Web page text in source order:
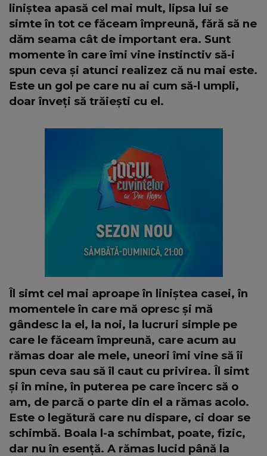
liniștea apasă cel mai mult, lipsa lui se
simte în tot ce făceam împreună, fără să ne
dăm seama cât de important era. Sunt
momente în care îmi vine instinctiv să-i
spun ceva și atunci realizez că nu mai este.
Este un gol pe care nu ai cum să-l umpli,
doar înveți să trăiești cu el.
Îl simt cel mai aproape în liniștea casei, în
momentele în care mă opresc și mă
gândesc la el, la noi, la lucruri simple pe
care le făceam împreună, care acum au
rămas doar ale mele, uneori îmi vine să îi
spun ceva sau să îl caut cu privirea. Îl simt
și în mine, în puterea pe care încerc să o
am, de parcă o parte din el a rămas acolo.
Este o legătură care nu dispare, ci doar se
schimbă. Boala l-a schimbat, poate, fizic,
dar nu în esență. A rămas lucid până la